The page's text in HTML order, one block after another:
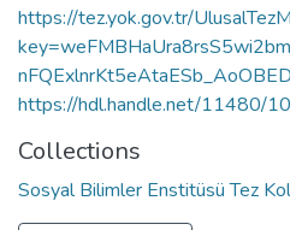
https://tez.yok.gov.tr/
https://hdl.handle.net/11480/
Collections
Sosyal Bilimler Enstitüsü Tez